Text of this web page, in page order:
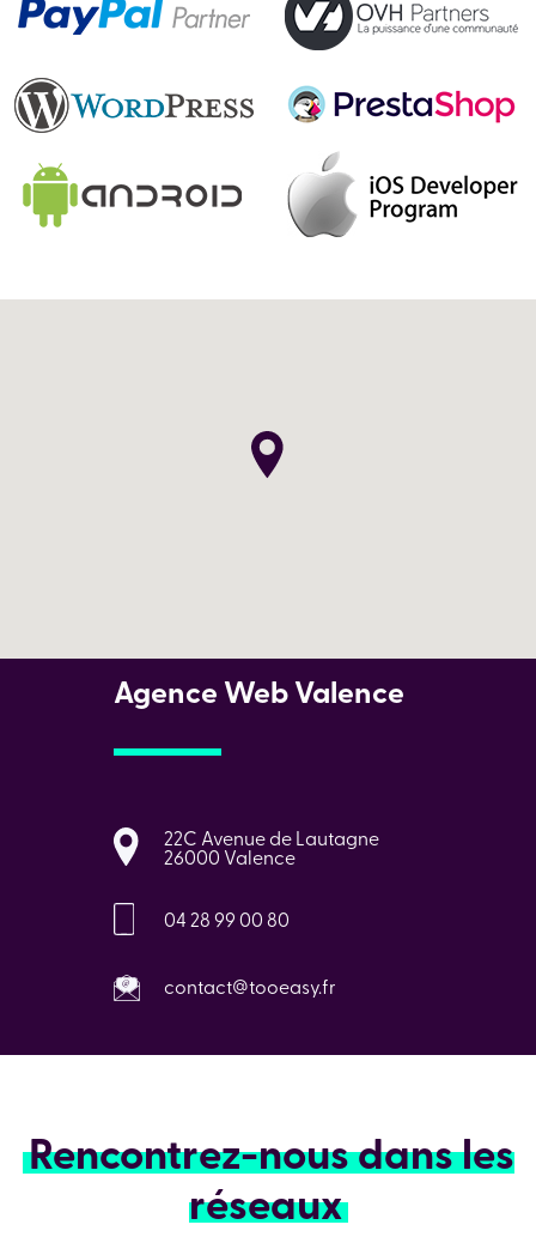
Agence Web Valence
22C Avenue de Lautagne
26000 Valence
04 28 99 00 80
contact@tooeasy.fr
Rencontrez-nous dans les
réseaux